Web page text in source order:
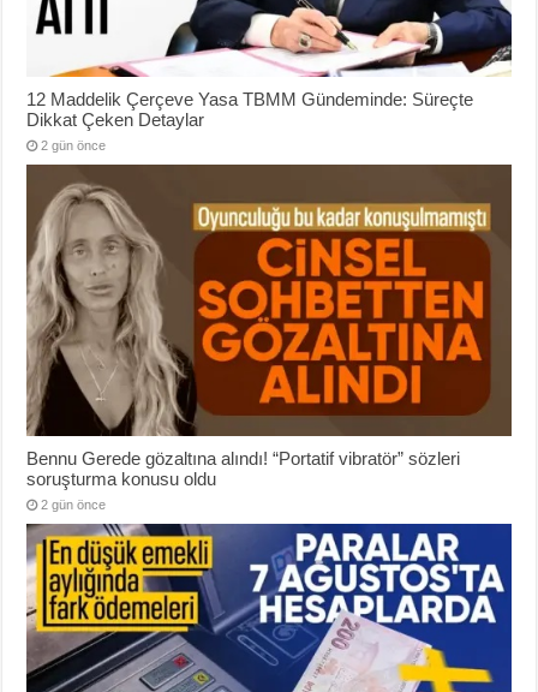
12 Maddelik Çerçeve Yasa TBMM Gündeminde: Süreçte
Dikkat Çeken Detaylar
2 gün önce
Bennu Gerede gözaltına alındı! “Portatif vibratör” sözleri
soruşturma konusu oldu
2 gün önce